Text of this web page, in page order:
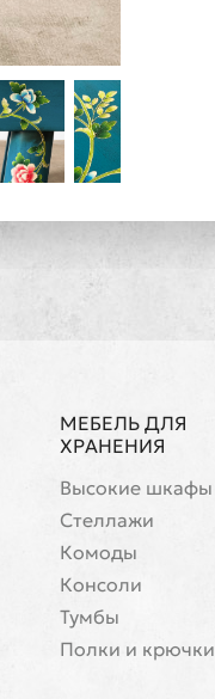
МЕБЕЛЬ ДЛЯ
ХРАНЕНИЯ
Высокие шкафы
Стеллажи
Комоды
Консоли
Тумбы
Полки и крючки